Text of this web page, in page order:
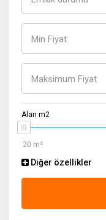
Min Fiyat
Maksimum Fiyat
Alan m2
Diğer özellikler